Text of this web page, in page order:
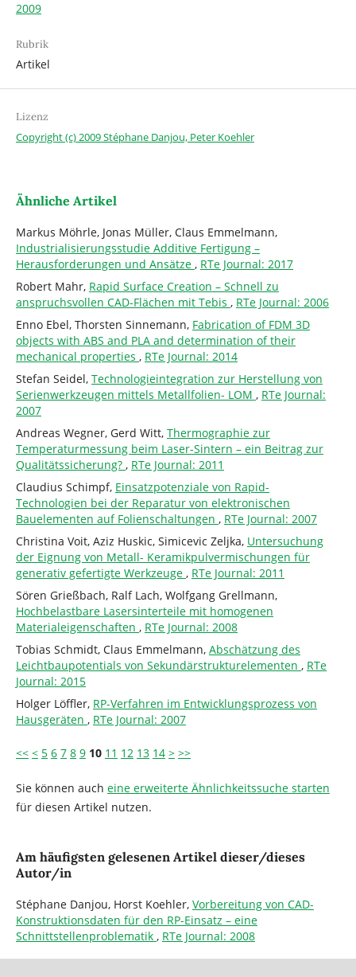
2009
Rubrik
Artikel
Lizenz
Copyright (c) 2009 Stéphane Danjou, Peter Koehler
Ähnliche Artikel
Markus Möhrle, Jonas Müller, Claus Emmelmann,
Industrialisierungsstudie Additive Fertigung –
Herausforderungen und Ansätze , RTe Journal: 2017
Robert Mahr, Rapid Surface Creation – Schnell zu
anspruchsvollen CAD-Flächen mit Tebis , RTe Journal: 2006
Enno Ebel, Thorsten Sinnemann, Fabrication of FDM 3D
objects with ABS and PLA and determination of their
mechanical properties , RTe Journal: 2014
Stefan Seidel, Technologieintegration zur Herstellung von
Serienwerkzeugen mittels Metallfolien- LOM , RTe Journal:
2007
Andreas Wegner, Gerd Witt, Thermographie zur
Temperaturmessung beim Laser-Sintern – ein Beitrag zur
Qualitätssicherung? , RTe Journal: 2011
Claudius Schimpf, Einsatzpotenziale von Rapid-
Technologien bei der Reparatur von elektronischen
Bauelementen auf Folienschaltungen , RTe Journal: 2007
Christina Voit, Aziz Huskic, Simicevic Zeljka, Untersuchung
der Eignung von Metall- Keramikpulvermischungen für
generativ gefertigte Werkzeuge , RTe Journal: 2011
Sören Grießbach, Ralf Lach, Wolfgang Grellmann,
Hochbelastbare Lasersinterteile mit homogenen
Materialeigenschaften , RTe Journal: 2008
Tobias Schmidt, Claus Emmelmann, Abschätzung des
Leichtbaupotentials von Sekundärstrukturelementen , RTe
Journal: 2015
Holger Löffler, RP-Verfahren im Entwicklungsprozess von
Hausgeräten , RTe Journal: 2007
<< < 5 6 7 8 9 10 11 12 13 14 > >>
Sie können auch eine erweiterte Ähnlichkeitssuche starten
für diesen Artikel nutzen.
Am häufigsten gelesenen Artikel dieser/dieses
Autor/in
Stéphane Danjou, Horst Koehler, Vorbereitung von CAD-
Konstruktionsdaten für den RP-Einsatz – eine
Schnittstellenproblematik , RTe Journal: 2008